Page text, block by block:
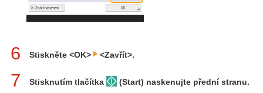
6 Stiskněte <OK> <Zavřít>.
7 Stisknutím tlačítka (Start) naskenujte přední stranu.